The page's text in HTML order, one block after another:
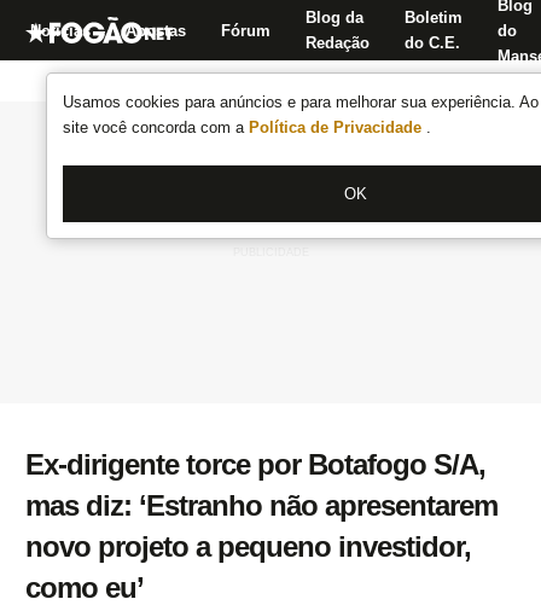
Usamos cookies para anúncios e para melhorar sua experiência.
site você concorda com a Política de Privacidade .
OK
Notícias Apostas Fórum
Blog da
Redação
Boletim
do C.E.
Blog
do
Ex-dirigente torce por Botafogo S/A,
mas diz: ‘Estranho não apresentarem
novo projeto a pequeno investidor,
como eu’